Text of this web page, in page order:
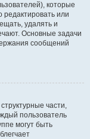
которые
или
удалять и
Основные задачи
сообщений
части,
пользователь
могут быть